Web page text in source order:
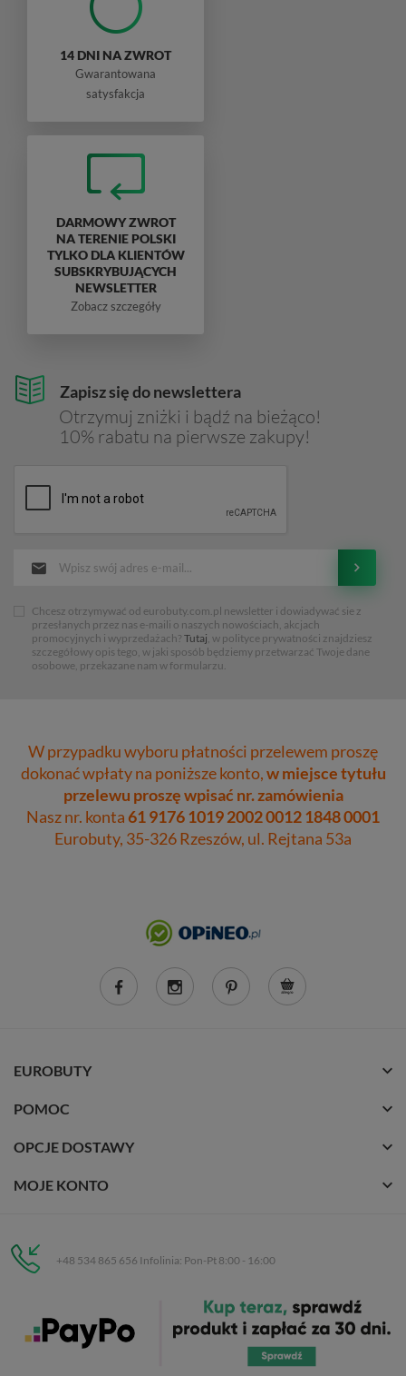
Zapisz się do newslettera
Otrzymuj zniżki i bądź na bieżąco!
10% rabatu na pierwsze zakupy!
Chcesz otrzymywać od eurobuty.com.pl newsletter i dowiadywać sie z
przesłanych przez nas e-maili o naszych nowościach, akcjach
promocyjnych i wyprzedażach? Tutaj, w polityce prywatności znajdziesz
szczegółowy opis tego, w jaki sposób będziemy przetwarzać Twoje dane
osobowe, przekazane nam w formularzu.
14 DNI NA ZWROT
Gwarantowana
satysfakcja
DARMOWY ZWROT
NA TERENIE POLSKI
TYLKO DLA KLIENTÓW
SUBSKRYBUJĄCYCH
NEWSLETTER
Zobacz szczegóły
W przypadku wyboru płatności przelewem proszę
dokonać wpłaty na poniższe konto,w miejsce tytułu
przelewu proszę wpisać nr. zamówienia
Nasz nr. konta61 9176 1019 2002 0012 1848 0001
Eurobuty, 35-326 Rzeszów, ul. Rejtana 53a
EUROBUTY
POMOC
OPCJE DOSTAWY
MOJE KONTO
+48 534 865 656 Infolinia: Pon-Pt 8:00 - 16:00
C.H. Respan, Rejtana 53a/250
35-326 Rzeszów
. Kopiowanie, przetwarzanie,